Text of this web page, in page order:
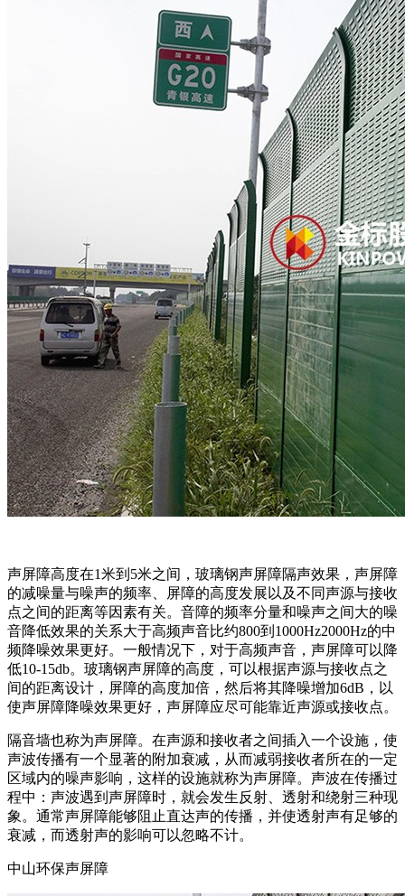
声屏障高度在1米到5米之间，玻璃钢声屏障隔声效果，声屏障
的减噪量与噪声的频率、屏障的高度发展以及不同声源与接收
点之间的距离等因素有关。音障的频率分量和噪声之间大的噪
音降低效果的关系大于高频声音比约800到1000Hz2000Hz的中
频降噪效果更好。一般情况下，对于高频声音，声屏障可以降
低10-15db。玻璃钢声屏障的高度，可以根据声源与接收点之
间的距离设计，屏障的高度加倍，然后将其降噪增加6dB，以
使声屏障降噪效果更好，声屏障应尽可能靠近声源或接收点。
隔音墙也称为声屏障。在声源和接收者之间插入一个设施，使
声波传播有一个显著的附加衰减，从而减弱接收者所在的一定
区域内的噪声影响，这样的设施就称为声屏障。声波在传播过
程中：声波遇到声屏障时，就会发生反射、透射和绕射三种现
象。通常声屏障能够阻止直达声的传播，并使透射声有足够的
衰减，而透射声的影响可以忽略不计。
中山环保声屏障